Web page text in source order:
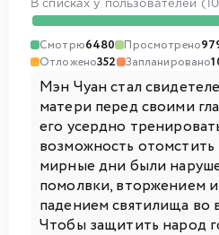
В списках у пользователей
Смотрю6480 Просмотрено
Отложено352 Запланировано
Мэн Чуан стал
матери перед своими
его усердно
возможность отомстить
мирные дни были
помолвки, вторжением
падением святилища во
Чтобы защитить народ